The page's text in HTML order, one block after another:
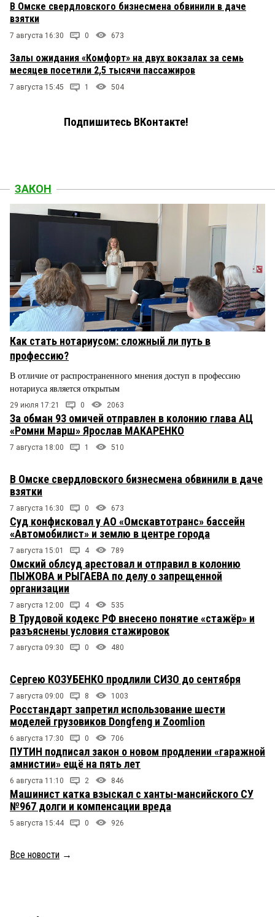
В Омске свердловского бизнесмена обвинили в даче
взятки
7 августа 16:30 0 673
Залы ожидания «Комфорт» на двух вокзалах за семь
месяцев посетили 2,5 тысячи пассажиров
7 августа 15:45 1 504
Подпишитесь ВКонтакте!
ЗАКОН
Как стать нотариусом: сложный ли путь в
профессию?
В отличие от распространенного мнения доступ в профессию
нотариуса является открытым
29 июля 17:21 0 2063
За обман 93 омичей отправлен в колонию глава АЦ
«Ромни Марш» Ярослав МАКАРЕНКО
7 августа 18:00 1 510
В Омске свердловского бизнесмена обвинили в даче
взятки
7 августа 16:30 0 673
Суд конфисковал у АО «Омскавтотранс» бассейн
«Автомобилист» и землю в центре города
7 августа 15:01 4 789
Омский облсуд арестовал и отправил в колонию
ПЫЖОВА и РЫГАЕВА по делу о запрещенной
организации
7 августа 12:00 4 535
В Трудовой кодекс РФ внесено понятие «стажёр» и
разъяснены условия стажировок
7 августа 09:30 0 480
Сергею КОЗУБЕНКО продлили СИЗО до сентября
7 августа 09:00 8 1003
Росстандарт запретил использование шести
моделей грузовиков Dongfeng и Zoomlion
6 августа 17:30 0 706
ПУТИН подписал закон о новом продлении «гаражной
амнистии» ещё на пять лет
6 августа 11:10 2 846
Машинист катка взыскал с ханты-мансийского СУ
№967 долги и компенсации вреда
5 августа 15:44 0 926
Все новости →